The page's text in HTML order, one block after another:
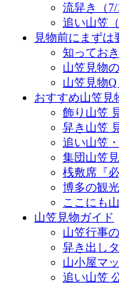
流舁き（7/
追い山笠（
見物前にまずは
知ってお
山笠見物
山笠見物Q
おすすめ山笠見
飾り山笠
舁き山笠
追い山笠
集団山笠
桟敷席『
博多の観
ここにも
山笠見物ガイド
山笠行事
舁き出し
山小屋マ
追い山笠